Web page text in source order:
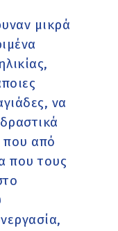
μικρά
να
που από
που τους